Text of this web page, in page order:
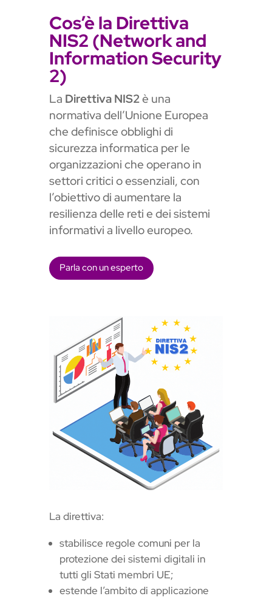
Cos’è la Direttiva
NIS2 (Network and
Information Security
2)
La Direttiva NIS2è una
normativa dell’Unione Europea
che definisce obblighi di
sicurezza informatica per le
organizzazioni che operano in
settori critici o essenziali, con
l’obiettivo di aumentare la
resilienza delle reti e dei sistemi
informativi a livello europeo.
Parla con un esperto
La direttiva:
stabilisce regole comuni per la
protezione dei sistemi digitali in
tutti gli Stati membri UE;
estende l’ambito di applicazione